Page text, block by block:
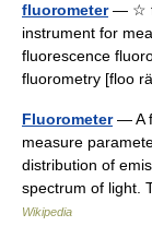
fluorometer— ☆
instrument for
fluorescence
fluorometry [floo
Fluorometer— A
measure
distribution of
spectrum of light.
Wikipedia